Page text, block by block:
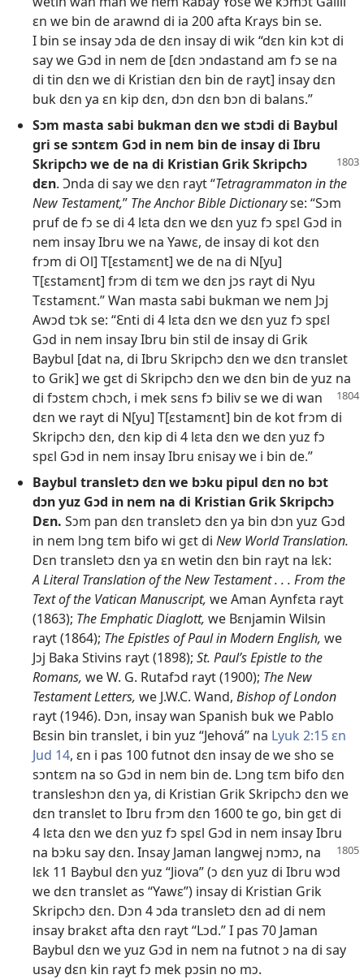
ɛn we bin de arawnd di ia 200 afta Krays bin se.
I bin se insay ɔda de dɛn insay di wik “dɛn kin kɔt di
say we Gɔd in nem de [dɛn ɔndastand am fɔ se na
di tin dɛn we di Kristian dɛn bin de rayt] insay dɛn
buk dɛn ya ɛn kip dɛn, dɔn dɛn bɔn di balans.”
Sɔm masta sabi bukman dɛn we stɔdi di Baybul
gri se sɔntɛm Gɔd in nem bin de insay di Ibru
Skripchɔ we de na di Kristian Grik Skripchɔ
dɛn. Ɔnda di say we dɛn rayt “Tetragrammaton in the
New Testament,” The Anchor Bible Dictionaryse: “Sɔm
pruf de fɔ se di 4 lɛta dɛn we dɛn yuz fɔ spɛl Gɔd in
nem insay Ibru we na Yawɛ, de insay di kot dɛn
frɔm di Ol] T[ɛstamɛnt] we de na di N[yu]
T[ɛstamɛnt] frɔm di tɛm we dɛn jɔs rayt di Nyu
Tɛstamɛnt.” Wan masta sabi bukman we nem Jɔj
Awɔd tɔk se: “Ɛnti di 4 lɛta dɛn we dɛn yuz fɔ spɛl
Gɔd in nem insay Ibru bin stil de insay di Grik
Baybul [dat na, di Ibru Skripchɔ dɛn we dɛn translet
to Grik] we gɛt di Skripchɔ dɛn we dɛn bin de yuz na
di fɔstɛm chɔch, i mek sɛns fɔ biliv se we di wan
dɛn we rayt di N[yu] T[ɛstamɛnt] bin de kot frɔm di
Skripchɔ dɛn, dɛn kip di 4 lɛta dɛn we dɛn yuz fɔ
spɛl Gɔd in nem insay Ibru ɛnisay we i bin de.”
Baybul transletɔ dɛn we bɔku pipul dɛn no bɔt
dɔn yuz Gɔd in nem na di Kristian Grik Skripchɔ
Dɛn. Sɔm pan dɛn transletɔ dɛn ya bin dɔn yuz Gɔd
in nem lɔng tɛm bifo wi gɛt di New World Translation.
Dɛn transletɔ dɛn ya ɛn wetin dɛn bin rayt na lɛk:
A Literal Translation of the New Testament . . . From the
Text of the Vatican Manuscript, we Aman Aynfɛta rayt
(1863); The Emphatic Diaglott, we Bɛnjamin Wilsin
rayt (1864); The Epistles of Paul in Modern English, we
Jɔj Baka Stivins rayt (1898); St. Paul’s Epistle to the
Romans, we W. G. Rutafɔd rayt (1900); The New
Testament Letters, we J.W.C. Wand, Bishop of London
rayt (1946). Dɔn, insay wan Spanish buk we Pablo
Bɛsin bin translet, i bin yuz “Jehová” na Lyuk 2:15 ɛn
Jud 14, ɛn i pas 100 futnot dɛn insay de we sho se
sɔntɛm na so Gɔd in nem bin de. Lɔng tɛm bifo dɛn
transleshɔn dɛn ya, di Kristian Grik Skripchɔ dɛn we
dɛn translet to Ibru frɔm dɛn 1600 te go, bin gɛt di
4 lɛta dɛn we dɛn yuz fɔ spɛl Gɔd in nem insay Ibru
na bɔku say dɛn. Insay Jaman langwej nɔmɔ, na
lɛk 11 Baybul dɛn yuz “Jiova” (ɔ dɛn yuz di Ibru wɔd
we dɛn translet as “Yawɛ”) insay di Kristian Grik
Skripchɔ dɛn. Dɔn 4 ɔda transletɔ dɛn ad di nem
insay brakɛt afta dɛn rayt “Lɔd.” I pas 70 Jaman
Baybul dɛn we yuz Gɔd in nem na futnot ɔ na di say
usay dɛn kin rayt fɔ mek pɔsin no mɔ.